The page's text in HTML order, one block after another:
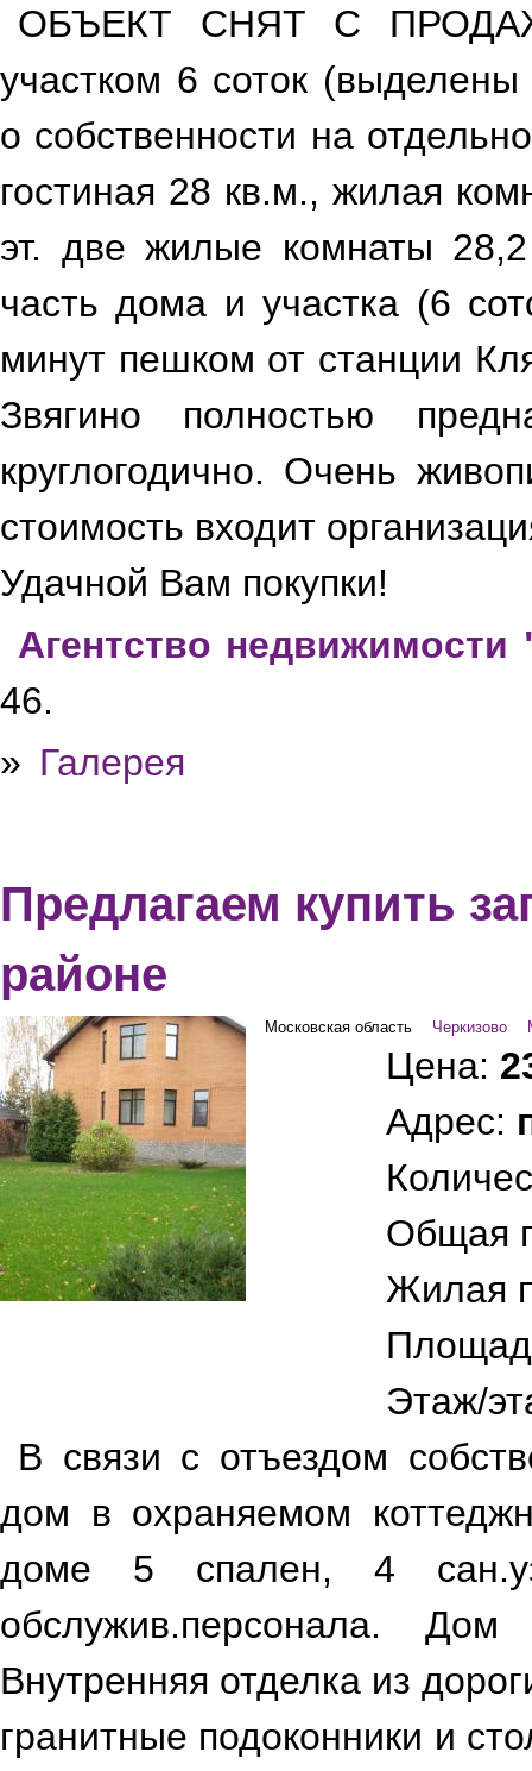
ОБЪЕКТ СНЯТ С
участком 6 соток
о собственности на
гостиная 28 кв.м., жилая
эт. две жилые комнаты
часть дома и участка (6
минут пешком от станции
Звягино полностью
круглогодично. Очень
стоимость входит
Удачной Вам покупки!
Агентство
46.
» Галерея
Предлагаем купить
районе
Московская область Черкизово
Цена:
Адрес:
Общая
Жилая
Этаж/
В связи с отъездом
дом в охраняемом
доме 5 спален, 4
обслужив.персонала.
Внутренняя отделка из
гранитные подоконники и